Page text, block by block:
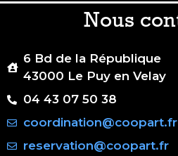
Nous
6 Bd de la République
43000 Le Puy en Velay
04 43 07 50 38
coordination@coopart.fr
reservation@coopart.fr